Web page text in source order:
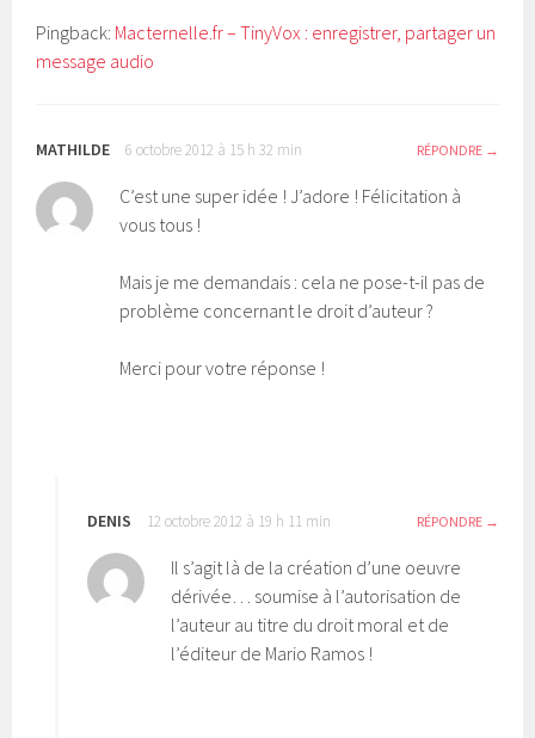
Pingback: Macternelle.fr – TinyVox : enregistrer, partager un
message audio
MATHILDE 6 octobre 2012 à 15 h 32 min RÉPONDRE
C’est une super idée ! J’adore ! Félicitation à
vous tous !
Mais je me demandais : cela ne pose-t-il pas de
problème concernant le droit d’auteur ?
Merci pour votre réponse !
DENIS 12 octobre 2012 à 19 h 11 min RÉPONDRE
Il s’agit là de la création d’une oeuvre
dérivée… soumise à l’autorisation de
l’auteur au titre du droit moral et de
l’éditeur de Mario Ramos !